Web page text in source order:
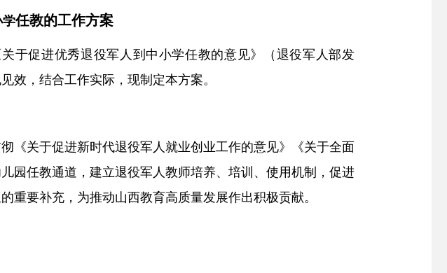
学任教的工作方案
于促进优秀退役军人到中小学任教的意见》（退役军人部发
效，结合工作实际，现制定本方案。
彻《关于促进新时代退役军人就业创业工作的意见》《关于全面
园任教通道，建立退役军人教师培养、培训、使用机制，促进
重要补充，为推动山西教育高质量发展作出积极贡献。